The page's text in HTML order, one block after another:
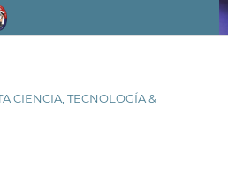
CIENCIA, TECNOLOGÍA &